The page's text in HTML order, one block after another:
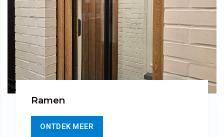
Ramen
ONTDEK MEER